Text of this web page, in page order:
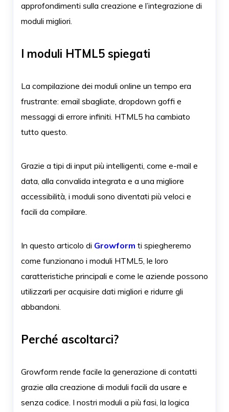
approfondimenti sulla creazione e l’integrazione di
moduli migliori.
I moduli HTML5 spiegati
La compilazione dei moduli online un tempo era
frustrante: email sbagliate, dropdown goffi e
messaggi di errore infiniti. HTML5 ha cambiato
tutto questo.
Grazie a tipi di input più intelligenti, come e-mail e
data, alla convalida integrata e a una migliore
accessibilità, i moduli sono diventati più veloci e
facili da compilare.
In questo articolo di Growform ti spiegheremo
come funzionano i moduli HTML5, le loro
caratteristiche principali e come le aziende possono
utilizzarli per acquisire dati migliori e ridurre gli
abbandoni.
Perché ascoltarci?
Growform rende facile la generazione di contatti
grazie alla creazione di moduli facili da usare e
senza codice. I nostri moduli a più fasi, la logica